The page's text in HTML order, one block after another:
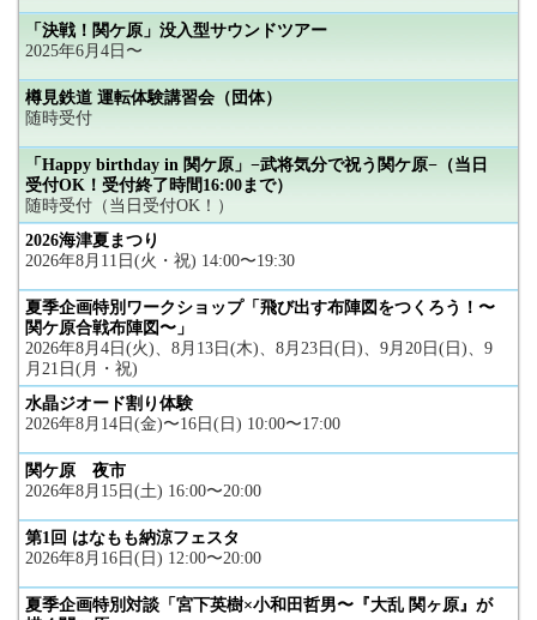
「決戦！関ケ原」没入型サウンドツアー
2025年6月4日〜
樽見鉄道 運転体験講習会（団体）
随時受付
「Happy birthday in 関ケ原」−武将気分で祝う関ケ原−（当日
受付OK！受付終了時間16:00まで）
随時受付（当日受付OK！）
2026海津夏まつり
2026年8月11日(火・祝) 14:00〜19:30
夏季企画特別ワークショップ「飛び出す布陣図をつくろう！〜
関ケ原合戦布陣図〜」
2026年8月4日(火)、8月13日(木)、8月23日(日)、9月20日(日)、9
月21日(月・祝)
水晶ジオード割り体験
2026年8月14日(金)〜16日(日) 10:00〜17:00
関ケ原 夜市
2026年8月15日(土) 16:00〜20:00
第1回 はなもも納涼フェスタ
2026年8月16日(日) 12:00〜20:00
夏季企画特別対談「宮下英樹×小和田哲男〜『大乱 関ヶ原』が